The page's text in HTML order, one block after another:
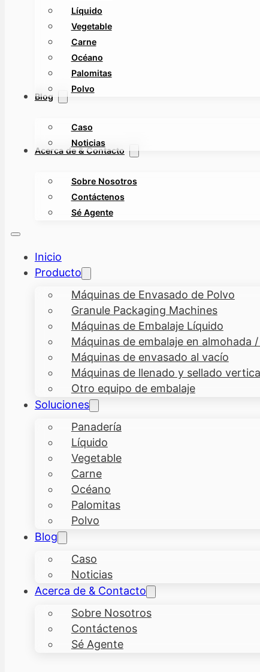
Líquido
Vegetable
Carne
Océano
Palomitas
Polvo
Blog
Caso
Noticias
Acerca de & Contacto
Sobre Nosotros
Contáctenos
Sé Agente
Inicio
Producto
Máquinas de Envasado de Polvo
Granule Packaging Machines
Máquinas de Embalaje Líquido
Máquinas de embalaje en almohada
Máquinas de envasado al vacío
Máquinas de llenado y sellado
Otro equipo de embalaje
Soluciones
Panadería
Líquido
Vegetable
Carne
Océano
Palomitas
Polvo
Blog
Caso
Noticias
Acerca de & Contacto
Sobre Nosotros
Contáctenos
Sé Agente